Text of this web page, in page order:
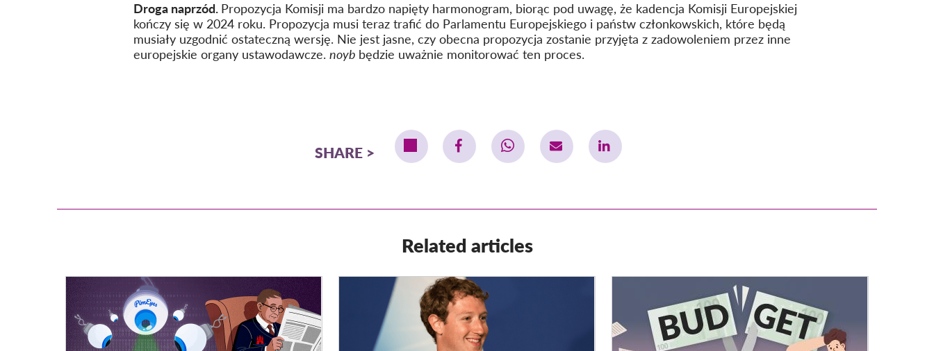
Droga naprzód. Propozycja Komisji ma bardzo napięty harmonogram, biorąc pod uwagę, że kadencja Komisji Europejskiej
kończy się w 2024 roku. Propozycja musi teraz trafić do Parlamentu Europejskiego i państw członkowskich, które będą
musiały uzgodnić ostateczną wersję. Nie jest jasne, czy obecna propozycja zostanie przyjęta z zadowoleniem przez inne
europejskie organy ustawodawcze. noyb będzie uważnie monitorować ten proces.
SHARE
Related articles